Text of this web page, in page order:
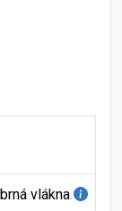
vlákna